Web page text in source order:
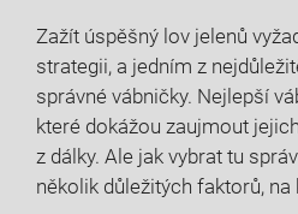
Zažít úspěšný lov jelenů
strategii, a jedním z
správné vábničky. Nejlepší
které dokážou zaujmout
z dálky. Ale jak vybrat tu
několik důležitých faktorů,